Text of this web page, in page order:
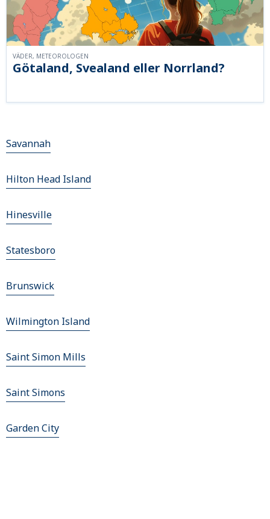
Götaland, Svealand eller Norrland?
VÄDER, METEOROLOGEN
Savannah
Hilton Head Island
Hinesville
Statesboro
Brunswick
Wilmington Island
Saint Simon Mills
Saint Simons
Garden City